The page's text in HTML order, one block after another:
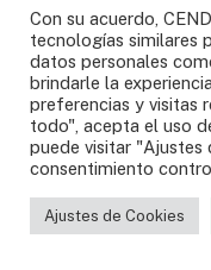
Federico Mejía
NACIONALES 04/08/
El Tribunal del Cauca
“demostró que la
Con su acuerdo,
tecnologías similares
datos personales
brindarle la
preferencias y visitas
todo", acepta el uso
puede visitar "Ajustes
consentimiento
Ajustes de Cookies